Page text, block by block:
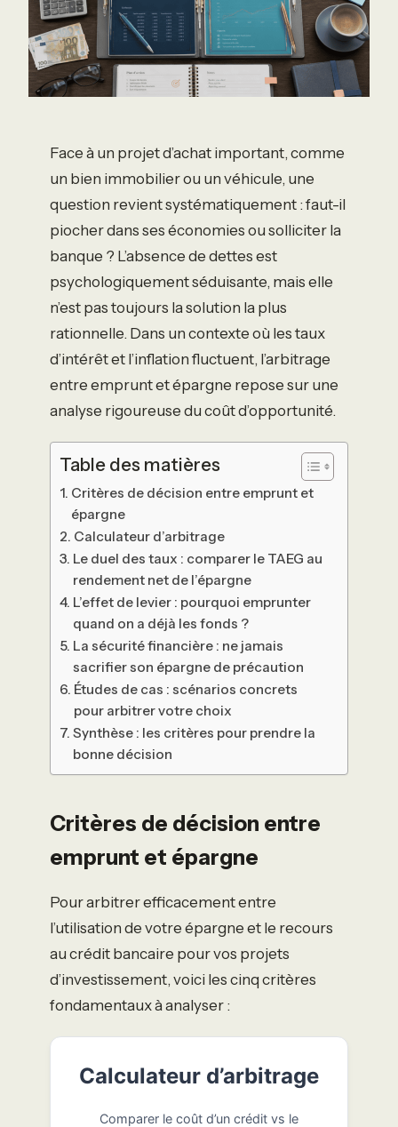
Face à un projet d’achat important, comme
un bien immobilier ou un véhicule, une
question revient systématiquement : faut-il
piocher dans ses économies ou solliciter la
banque ? L’absence de dettes est
psychologiquement séduisante, mais elle
n’est pas toujours la solution la plus
rationnelle. Dans un contexte où les taux
d’intérêt et l’inflation fluctuent, l’arbitrage
entre emprunt et épargne repose sur une
analyse rigoureuse du coût d’opportunité.
Table des matières
Critères de décision entre emprunt et
épargne
Calculateur d’arbitrage
Le duel des taux : comparer le TAEG au
rendement net de l’épargne
L’effet de levier : pourquoi emprunter
quand on a déjà les fonds ?
La sécurité financière : ne jamais
sacrifier son épargne de précaution
Études de cas : scénarios concrets
pour arbitrer votre choix
Synthèse : les critères pour prendre la
bonne décision
Critères de décision entre
emprunt et épargne
Pour arbitrer efficacement entre
l’utilisation de votre épargne et le recours
au crédit bancaire pour vos projets
d’investissement, voici les cinq critères
fondamentaux à analyser :
Calculateur d’arbitrage
Comparer le coût d’un crédit vs le